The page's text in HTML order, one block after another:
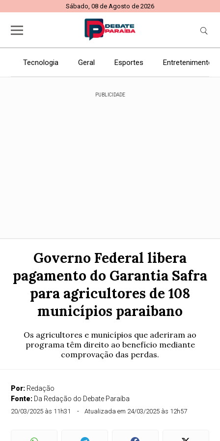
Sábado, 08 de Agosto de 2026
Tecnologia Geral Esportes Entretenimento
PUBLICIDADE
Governo Federal libera
pagamento do Garantia Safra
para agricultores de 108
municípios paraibano
Os agricultores e municípios que aderiram ao
programa têm direito ao benefício mediante
comprovação das perdas.
Por: Redação
Fonte: Da Redação do Debate Paraíba
20/03/2025 às 11h31 Atualizada em 24/03/2025 às 12h57